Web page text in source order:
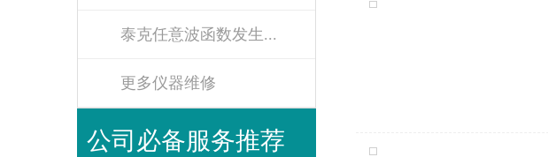
泰克任意波函数发生...
更多仪器维修
公司必备服务推荐